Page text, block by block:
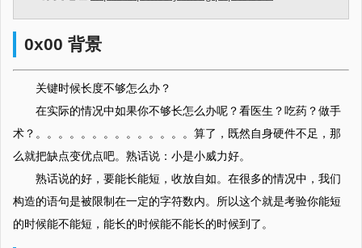
0x00 背景
关键时候长度不够怎么办？
在实际的情况中如果你不够长怎么办呢？看医生？吃药？做手
术？。。。。。。。。。。。。。。算了，既然自身硬件不足，那
么就把缺点变优点吧。熟话说：小是小威力好。
熟话说的好，要能长能短，收放自如。在很多的情况中，我们
构造的语句是被限制在一定的字符数内。所以这个就是考验你能短
的时候能不能短，能长的时候能不能长的时候到了。